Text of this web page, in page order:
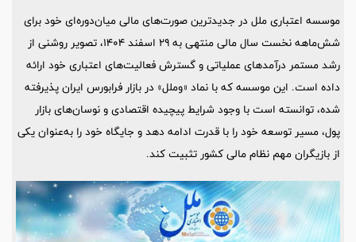
موسسه اعتباری ملل در جدیدترین صورت‌های مالی میان‌دوره‌ای خود برای
شش‌ماهه نخست سال مالی منتهی به ۲۹ اسفند ۱۴۰۴، تصویر روشنی از
رشد مستمر درآمدهای عملیاتی و گسترش فعالیت‌های اعتباری خود ارائه
داده است. این موسسه که با نماد «وملل» در بازار فرابورس ایران پذیرفته
شده، توانسته است با وجود شرایط پیچیده اقتصادی و نوسان‌های بازار
پول، مسیر توسعه خود را با قدرت ادامه دهد و جایگاه خود را به‌عنوان یکی
از بازیگران مهم نظام مالی کشور تثبیت کند.